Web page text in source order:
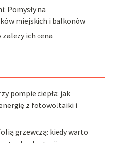
Pomysły na
miejskich i balkonów
ich cena
pompie ciepła: jak
z fotowoltaiki i
grzewczą: kiedy warto